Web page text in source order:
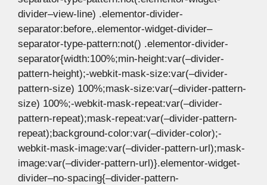
divider–view-line) .elementor-divider-
separator:before,.elementor-widget-divider–
separator-type-pattern:not() .elementor-divider-
separator{width:100%;min-height:var(–divider-
pattern-height);-webkit-mask-size:var(–divider-
pattern-size) 100%;mask-size:var(–divider-pattern-
size) 100%;-webkit-mask-repeat:var(–divider-
pattern-repeat);mask-repeat:var(–divider-pattern-
repeat);background-color:var(–divider-color);-
webkit-mask-image:var(–divider-pattern-url);mask-
image:var(–divider-pattern-url)}.elementor-widget-
divider–no-spacing{–divider-pattern-